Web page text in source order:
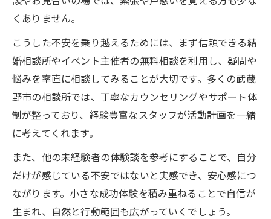
宝物探しで出会う婚活未経験ならではの体
婚活未経験から始める等身大のパートナー
探し術
婚活未経験の女性に響く武蔵野市のサポー
ト例
迷う前に知りたい婚活未経験からの第一歩
婚活未経験が最初に知るべき武蔵野市の選
択肢
宝物探し感覚で始める婚活未経験のおすす
め行動
くありません。
こうした不安を乗り越えるためには、まず信頼できる結
婚相談所やイベント主催者の無料相談を利用し、疑問や
悩みを率直に相談してみることが大切です。多くの武蔵
野市の相談所では、丁寧なカウンセリングやサポート体
制が整っており、経験豊富なスタッフが活動計画を一緒
に考えてくれます。
また、他の未経験者の体験談を参考にすることで、自分
だけが感じている不安ではないと実感でき、安心感につ
ながります。小さな成功体験を積み重ねることで自信が
生まれ、自然と行動範囲も広がっていくでしょう。